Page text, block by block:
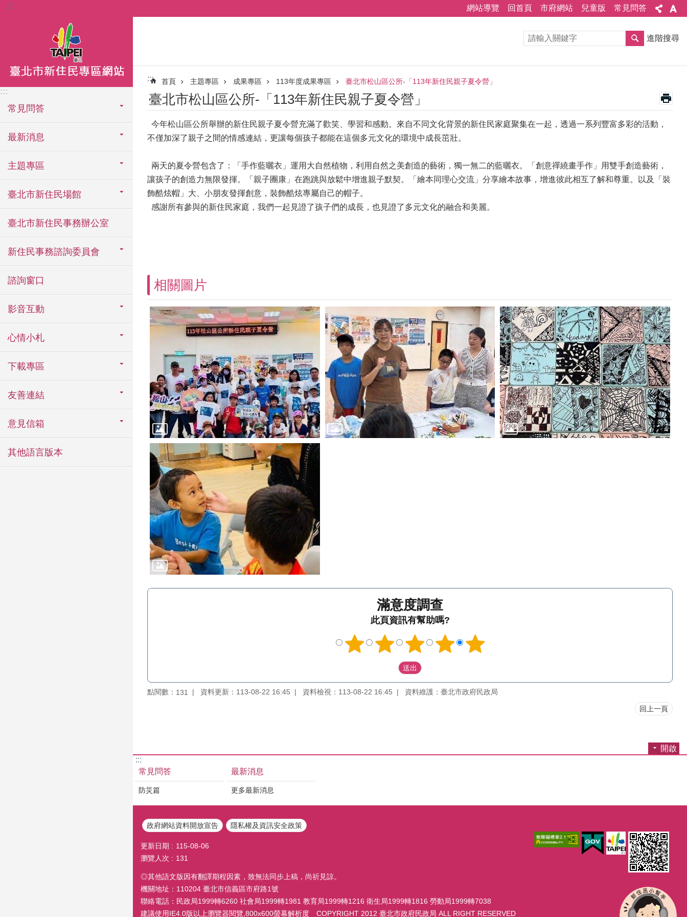
跳到主要內容區塊
::: 網站導覽 回首頁 市府網站 兒童版 常見問答
:::
常見問答
最新消息
主題專區
臺北市新住民場館
臺北市新住民事務辦公室
新住民事務諮詢委員會
諮詢窗口
影音互動
心情小札
下載專區
友善連結
意見信箱
其他語言版本
進階搜尋
::: 首頁 主題專區 成果專區 113年度成果專區 臺北市松山區公所-「113年新住民親子夏令營」
臺北市松山區公所-「113年新住民親子夏令營」
今年松山區公所舉辦的新住民親子夏令營充滿了歡笑、學習和感動。來自不同文化背景的新住民家庭聚集在一起，透過一系列豐富多彩的活動，
不僅加深了親子之間的情感連結，更讓每個孩子都能在這個多元文化的環境中成長茁壯。
兩天的夏令營包含了：「手作藍曬衣」運用大自然植物，利用自然之美創造的藝術，獨一無二的藍曬衣。「創意禪繞畫手作」用雙手創造藝術，
讓孩子的創造力無限發揮。「親子團康」在跑跳與放鬆中增進親子默契。「繪本同理心交流」分享繪本故事，增進彼此相互了解和尊重。以及「裝
飾酷炫帽」大、小朋友發揮創意，裝飾酷炫專屬自己的帽子。
感謝所有參與的新住民家庭，我們一起見證了孩子們的成長，也見證了多元文化的融合和美麗。
相關圖片
滿意度調查
此頁資訊有幫助嗎?
點閱數： 131 資料更新：113-08-22 16:45 資料檢視：113-08-22 16:45 資料維護：臺北市政府民政局
回上一頁
開啟
:::
常見問答
防災篇
最新消息
更多最新消息
政府網站資料開放宣告 隱私權及資訊安全政策
更新日期
115-08-06
瀏覽人次
131
◎其他語文版因有翻譯期程因素，致無法同步上稿，尚祈見諒。
機關地址：110204 臺北市信義區市府路1號
聯絡電話：民政局1999轉6260 社會局1999轉1981 教育局1999轉1216 衛生局1999轉1816 勞動局1999轉7038
建議使用IE4.0版以上瀏覽器閱覽,800x600螢幕解析度 COPYRIGHT 2012 臺北市政府民政局 ALL RIGHT RESERVED